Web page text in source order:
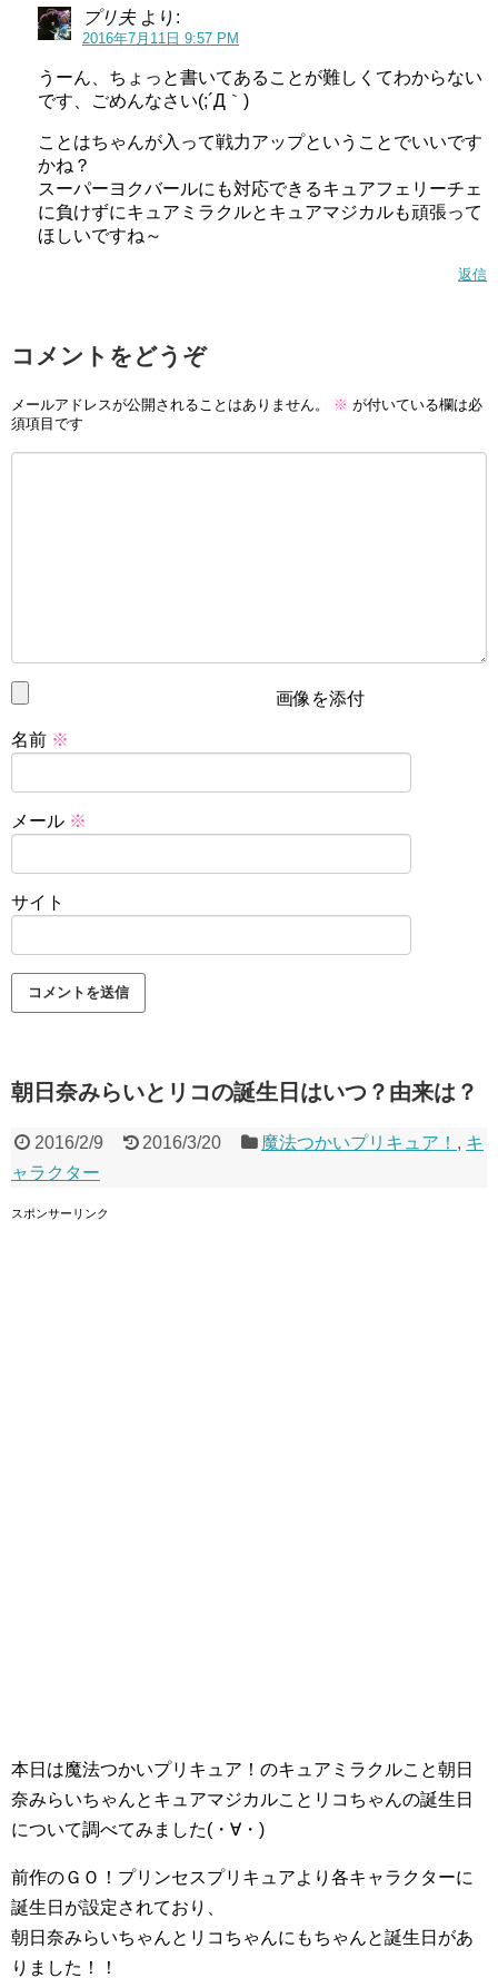
プリ夫 より:
2016年7月11日 9:57 PM
うーん、ちょっと書いてあることが難しくてわからない
です、ごめんなさい(;´Д｀)
ことはちゃんが入って戦力アップということでいいです
かね？
スーパーヨクバールにも対応できるキュアフェリーチェ
に負けずにキュアミラクルとキュアマジカルも頑張って
ほしいですね～
返信
コメントをどうぞ
メールアドレスが公開されることはありません。 ※ が付いている欄は必
須項目です
画像を添付
名前 ※
メール ※
サイト
朝日奈みらいとリコの誕生日はいつ？由来は？
2016/2/9 2016/3/20 魔法つかいプリキュア！ , キ
ャラクター
スポンサーリンク
本日は魔法つかいプリキュア！のキュアミラクルこと朝日
奈みらいちゃんとキュアマジカルことリコちゃんの誕生日
について調べてみました(・∀・)
前作のＧＯ！プリンセスプリキュアより各キャラクターに
誕生日が設定されており、
朝日奈みらいちゃんとリコちゃんにもちゃんと誕生日があ
りました！！